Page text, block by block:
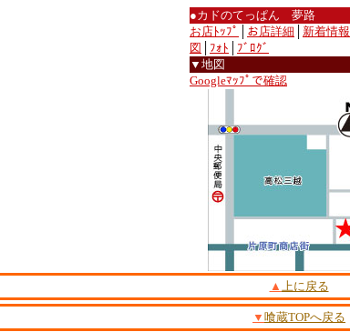
●カドのてっぱん 夢路
お店ﾄｯﾌﾟ
お店詳細 新着情報
図
ﾌｫﾄ
ﾌﾞﾛｸﾞ
▼地図
Googleﾏｯﾌﾟで確認
▲ 上に戻る
▼ 喰蔵TOPへ戻る